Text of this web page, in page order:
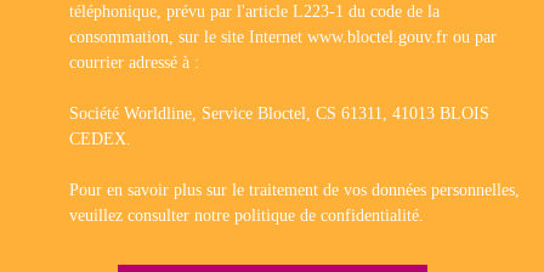
téléphonique, prévu par l'article L223-1 du code de la
consommation, sur le site Internet www.bloctel.gouv.fr ou par
courrier adressé à :
Société Worldline, Service Bloctel, CS 61311, 41013 BLOIS
CEDEX.
Pour en savoir plus sur le traitement de vos données personnelles,
veuillez consulter notre politique de confidentialité